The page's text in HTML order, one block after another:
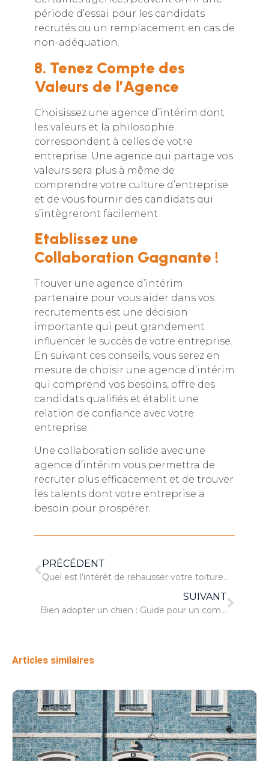
période d’essai pour les candidats
recrutés ou un remplacement en cas de
non-adéquation.
8. Tenez Compte des
Valeurs de l’Agence
Choisissez une agence d’intérim dont
les valeurs et la philosophie
correspondent à celles de votre
entreprise. Une agence qui partage vos
valeurs sera plus à même de
comprendre votre culture d’entreprise
et de vous fournir des candidats qui
s’intègreront facilement.
Etablissez une
Collaboration Gagnante !
Trouver une agence d’intérim
partenaire pour vous aider dans vos
recrutements est une décision
importante qui peut grandement
influencer le succès de votre entreprise.
En suivant ces conseils, vous serez en
mesure de choisir une agence d’intérim
qui comprend vos besoins, offre des
candidats qualifiés et établit une
relation de confiance avec votre
entreprise.
Une collaboration solide avec une
agence d’intérim vous permettra de
recruter plus efficacement et de trouver
les talents dont votre entreprise a
besoin pour prospérer.
PRÉCÉDENT
Quel est l’intérêt de rehausser votre toiture pour l’aménagement de comble ?
SUIVANT
Bien adopter un chien : Guide pour un compagnon à vie heureux et en bonne santé
Articles similaires